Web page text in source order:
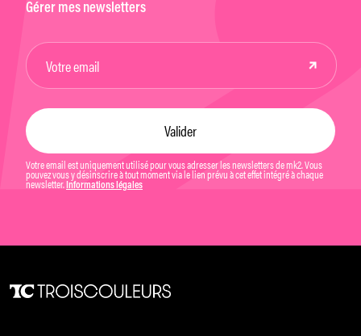
Gérer mes newsletters
Votre email est uniquement utilisé pour vous adresser les newsletters de mk2. Vous
pouvez vous y désinscrire à tout moment via le lien prévu à cet effet intégré à chaque
newsletter. Informations légales